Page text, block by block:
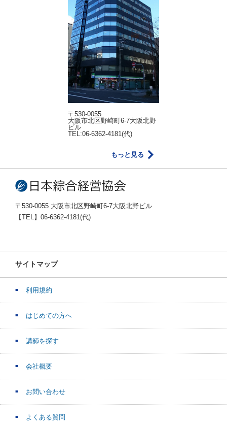
〒530-0055
大阪市北区野崎町6-7大阪北野
ビル
TEL:06-6362-4181(代)
もっと見る
〒530-0055 大阪市北区野崎町6-7大阪北野ビル
【TEL】06-6362-4181(代)
サイトマップ
利用規約
はじめての方へ
講師を探す
会社概要
お問い合わせ
よくある質問